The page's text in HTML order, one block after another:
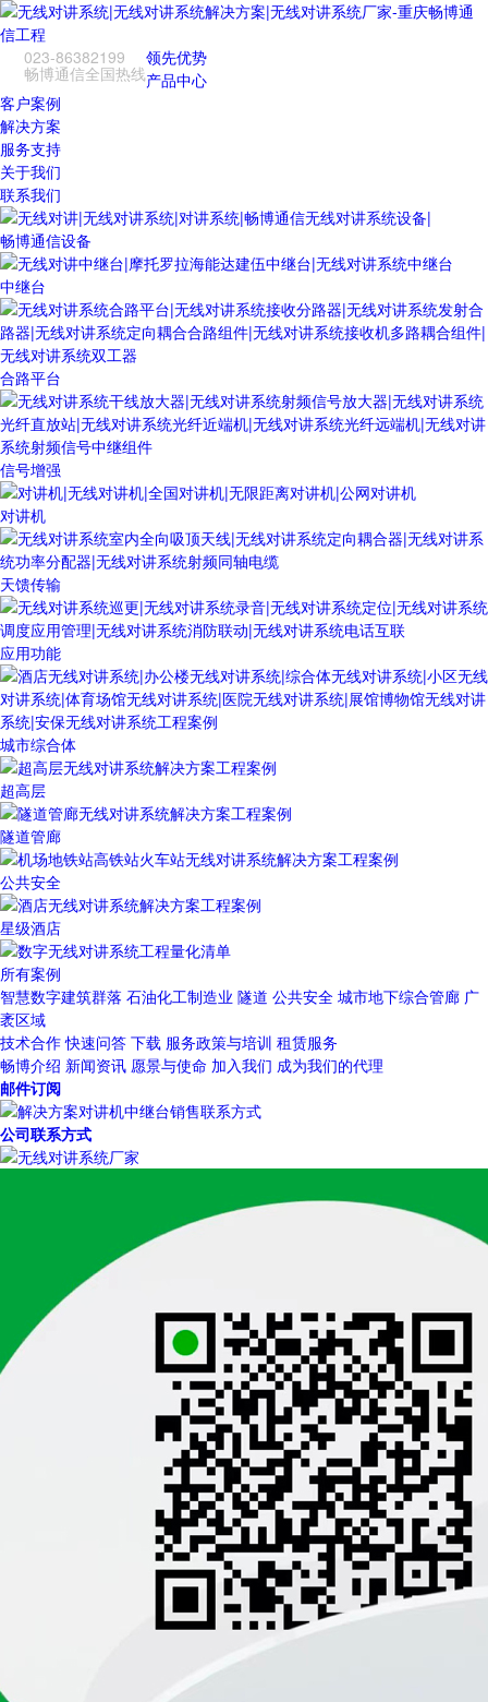
023-86382199
畅博通信全国热线
领先优势
产品中心
客户案例
解决方案
服务支持
关于我们
联系我们
畅博通信设备
中继台
合路平台
信号增强
对讲机
天馈传输
应用功能
城市综合体
超高层
隧道管廊
公共安全
星级酒店
所有案例
智慧数字建筑群落 石油化工制造业 隧道 公共安全 城市地下综合管廊 广
袤区域
技术合作 快速问答 下载 服务政策与培训 租赁服务
畅博介绍 新闻资讯 愿景与使命 加入我们 成为我们的代理
邮件订阅
公司联系方式